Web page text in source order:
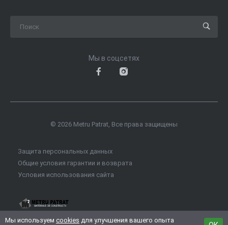
Мы используем cookies для улучшения вашего опыта
Мы в соцсетях
© 2026 Metru Patrat, Все права защищены
Защита персональных данных
Общие условия гарантии и возврата
Условия использования сайта